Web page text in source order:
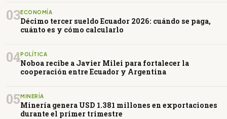
03ECONOMÍA
Décimo tercer sueldo Ecuador 2026: cuándo se paga,
cuánto es y cómo calcularlo
04POLÍTICA
Noboa recibe a Javier Milei para fortalecer la
cooperación entre Ecuador y Argentina
05MINERÍA
Minería genera USD 1.381 millones en exportaciones
durante el primer trimestre